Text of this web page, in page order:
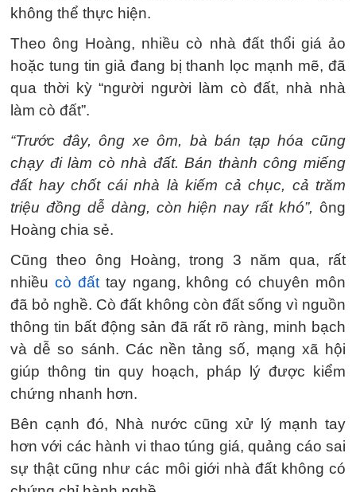
không thể thực hiện.
Theo ông Hoàng, nhiều cò nhà đất thổi giá ảo
hoặc tung tin giả đang bị thanh lọc mạnh mẽ, đã
qua thời kỳ “người người làm cò đất, nhà nhà
làm cò đất”.
“Trước đây, ông xe ôm, bà bán tạp hóa cũng
chạy đi làm cò nhà đất. Bán thành công miếng
đất hay chốt cái nhà là kiếm cả chục, cả trăm
triệu đồng dễ dàng, còn hiện nay rất khó”, ông
Hoàng chia sẻ.
Cũng theo ông Hoàng, trong 3 năm qua, rất
nhiều cò đấttay ngang, không có chuyên môn
đã bỏ nghề. Cò đất không còn đất sống vì nguồn
thông tin bất động sản đã rất rõ ràng, minh bạch
và dễ so sánh. Các nền tảng số, mạng xã hội
giúp thông tin quy hoạch, pháp lý được kiểm
chứng nhanh hơn.
Bên cạnh đó, Nhà nước cũng xử lý mạnh tay
hơn với các hành vi thao túng giá, quảng cáo sai
sự thật cũng như các môi giới nhà đất không có